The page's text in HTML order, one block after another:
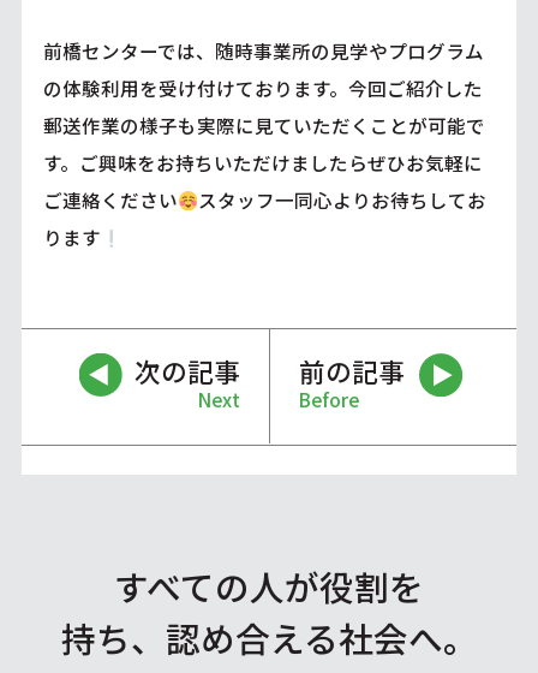
前橋センターでは、随時事業所の見学やプログラム
の体験利用を受け付けております。今回ご紹介した
郵送作業の様子も実際に見ていただくことが可能で
す。ご興味をお持ちいただけましたらぜひお気軽に
ご連絡ください
スタッフ一同心よりお待ちしてお
ります
次の記事
Next
前の記事
Before
すべての人が役割を
持ち、認め合える社会へ。